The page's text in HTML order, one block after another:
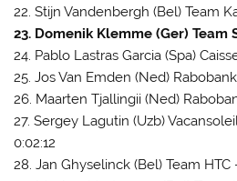
22. Stijn Vandenbergh (Bel) Team
23. Domenik Klemme (Ger) Team
24. Pablo Lastras Garcia (Spa)
25. Jos Van Emden (Ned)
26. Maarten Tjallingii (Ned)
27. Sergey Lagutin (Uzb)
0:02:12
28. Jan Ghyselinck (Bel) Team HTC